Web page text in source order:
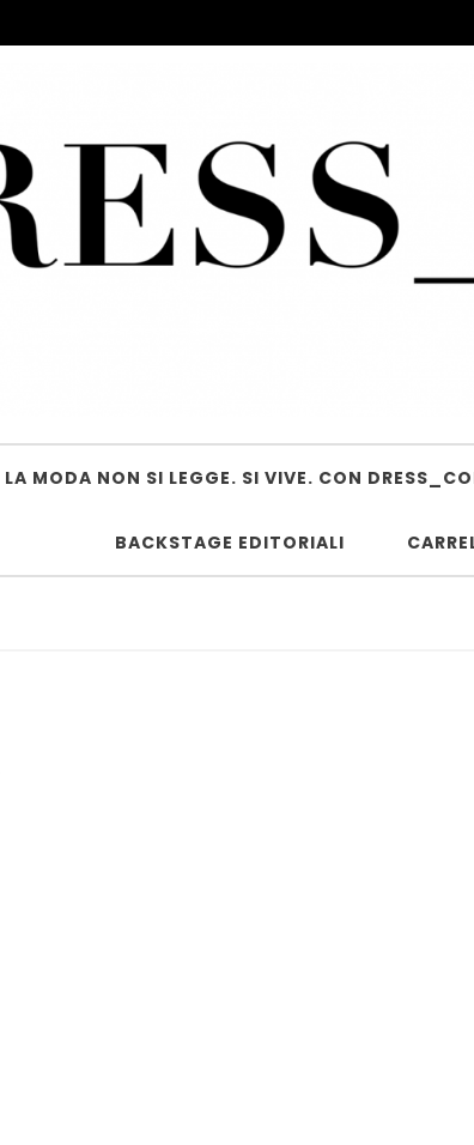
LA MODA NON SI LEGGE. SI VIVE. CON
BACKSTAGE EDITORIALI